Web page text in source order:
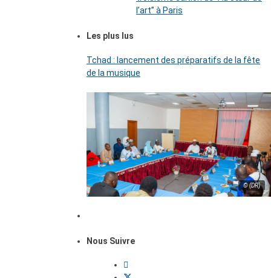
l’art’’ à Paris
Les plus lus
Tchad : lancement des préparatifs de la fête
de la musique
© (DR)
Nous Suivre